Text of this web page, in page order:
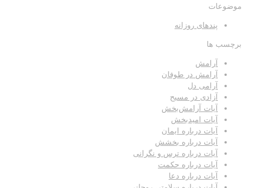
موضوعات
پندهای روزانه
برچسب ها
آرامش
آرامش در طوفان
آرامی دل
آزادی در مسیح
آیات آرامش‌بخش
آیات امیدبخش
آیات درباره ایمان
آیات درباره بخشش
آیات درباره ترس و نگرانی
آیات درباره حکمت
آیات درباره دعا